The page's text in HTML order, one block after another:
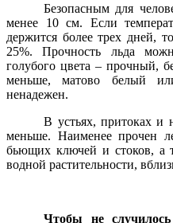
Безопасным для
менее 10 см. Если
держится более трех дней,
25%. Прочность льда
голубого цвета – прочный,
меньше, матово белый
ненадежен.
В устьях, притоках и
меньше. Наименее прочен
бьющих ключей и стоков, а
водной растительности,
Чтобы не